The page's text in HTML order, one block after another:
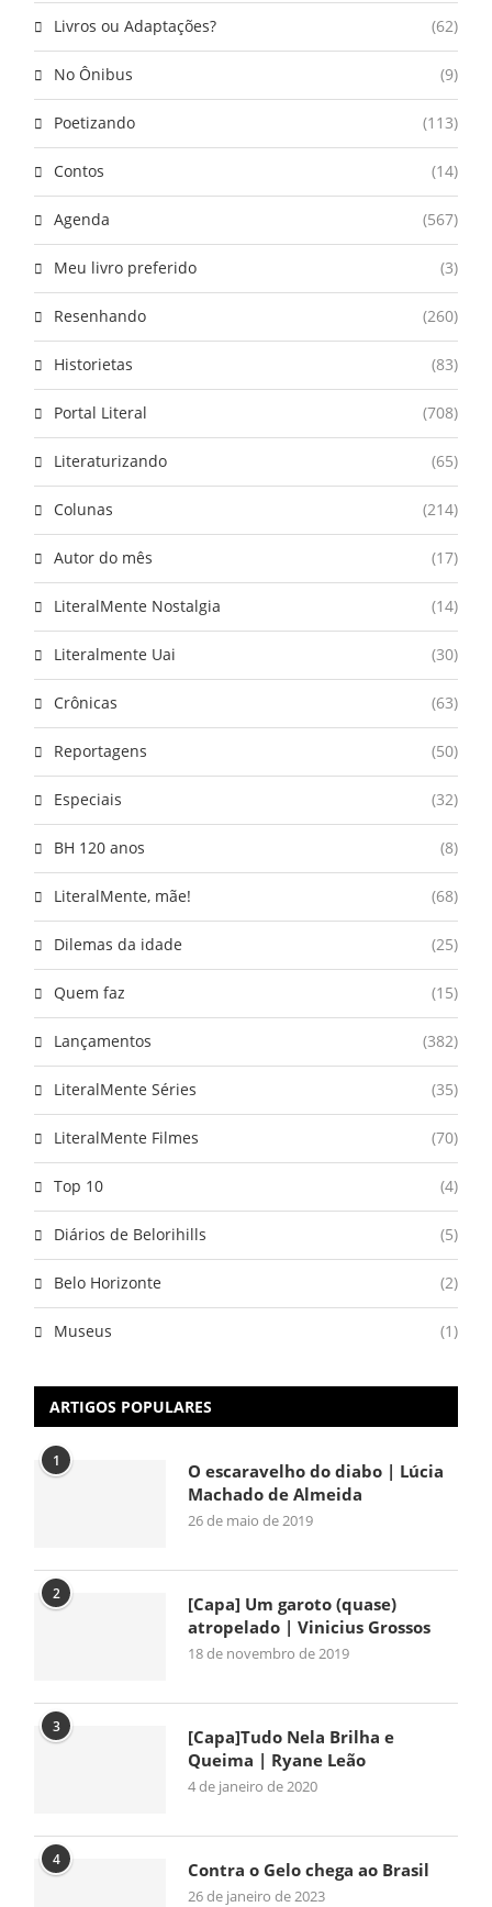
Livros ou Adaptações? (62)
No Ônibus (9)
Poetizando (113)
Contos (14)
Agenda (567)
Meu livro preferido (3)
Resenhando (260)
Historietas (83)
Portal Literal (708)
Literaturizando (65)
Colunas (214)
Autor do mês (17)
LiteralMente Nostalgia (14)
Literalmente Uai (30)
Crônicas (63)
Reportagens (50)
Especiais (32)
BH 120 anos (8)
LiteralMente, mãe! (68)
Dilemas da idade (25)
Quem faz (15)
Lançamentos (382)
LiteralMente Séries (35)
LiteralMente Filmes (70)
Top 10 (4)
Diários de Belorihills (5)
Belo Horizonte (2)
Museus (1)
ARTIGOS POPULARES
1
O escaravelho do diabo | Lúcia
Machado de Almeida
26 de maio de 2019
2
[Capa] Um garoto (quase)
atropelado | Vinicius Grossos
18 de novembro de 2019
3
[Capa]Tudo Nela Brilha e
Queima | Ryane Leão
4 de janeiro de 2020
4 Contra o Gelo chega ao Brasil
26 de janeiro de 2023